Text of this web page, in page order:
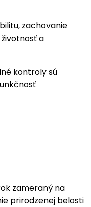
zachovanie
a
kontroly sú
zameraný na
prirodzenej belosti